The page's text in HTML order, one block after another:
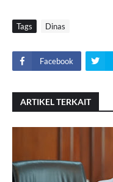
Tags Dinas
Facebook
ARTIKEL TERKAIT